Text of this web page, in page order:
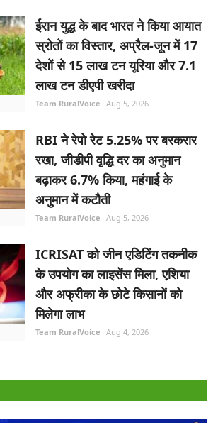
ईरान युद्ध के बाद भारत ने किया आयात
स्रोतों का विस्तार, अप्रैल-जून में 17
देशों से 15 लाख टन यूरिया और 7.1
लाख टन डीएपी खरीदा
Team RuralVoice Aug 5, 2026
RBI ने रेपो रेट 5.25% पर बरकरार
रखा, जीडीपी वृद्धि दर का अनुमान
बढ़ाकर 6.7% किया, महंगाई के
अनुमान में कटौती
Team RuralVoice Aug 5, 2026
ICRISAT को जीन एडिटिंग तकनीक
के उपयोग का लाइसेंस मिला, एशिया
और अफ्रीका के छोटे किसानों को
मिलेगा लाभ
Team RuralVoice Aug 4, 2026